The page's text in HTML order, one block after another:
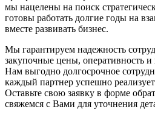
мы нацелены на поиск
готовы работать долгие годы на
вместе развивать бизнес.
Мы гарантируем надежность
закупочные цены, оперативность и
Нам выгодно долгосрочное
каждый партнер успешно
Оставьте свою заявку в форме
свяжемся с Вами для уточнения